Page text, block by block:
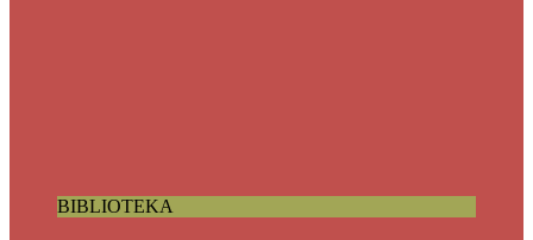
BIBLIOTEKA